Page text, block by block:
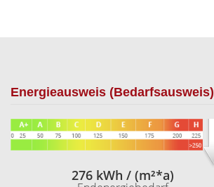
Energieausweis (Bedarfsausweis)
276 kWh / (m²*a)